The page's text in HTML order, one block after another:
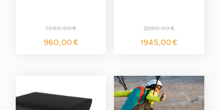
1090,00€
Le
prix
960,00€Le
960,00 €.
2290,00€
Le
prix
était :
2290,00 €.
1945,00€Le
est :